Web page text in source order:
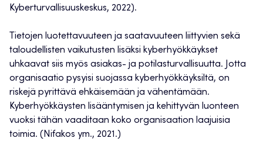
Kyberturvallisuuskeskus, 2022).
Tietojen luotettavuuteen ja saatavuuteen liittyvien sekä
taloudellisten vaikutusten lisäksi kyberhyökkäykset
uhkaavat siis myös asiakas- ja potilasturvallisuutta. Jotta
organisaatio pysyisi suojassa kyberhyökkäyksiltä, on
riskejä pyrittävä ehkäisemään ja vähentämään.
Kyberhyökkäysten lisääntymisen ja kehittyvän luonteen
vuoksi tähän vaaditaan koko organisaation laajuisia
toimia. (Nifakos ym., 2021.)